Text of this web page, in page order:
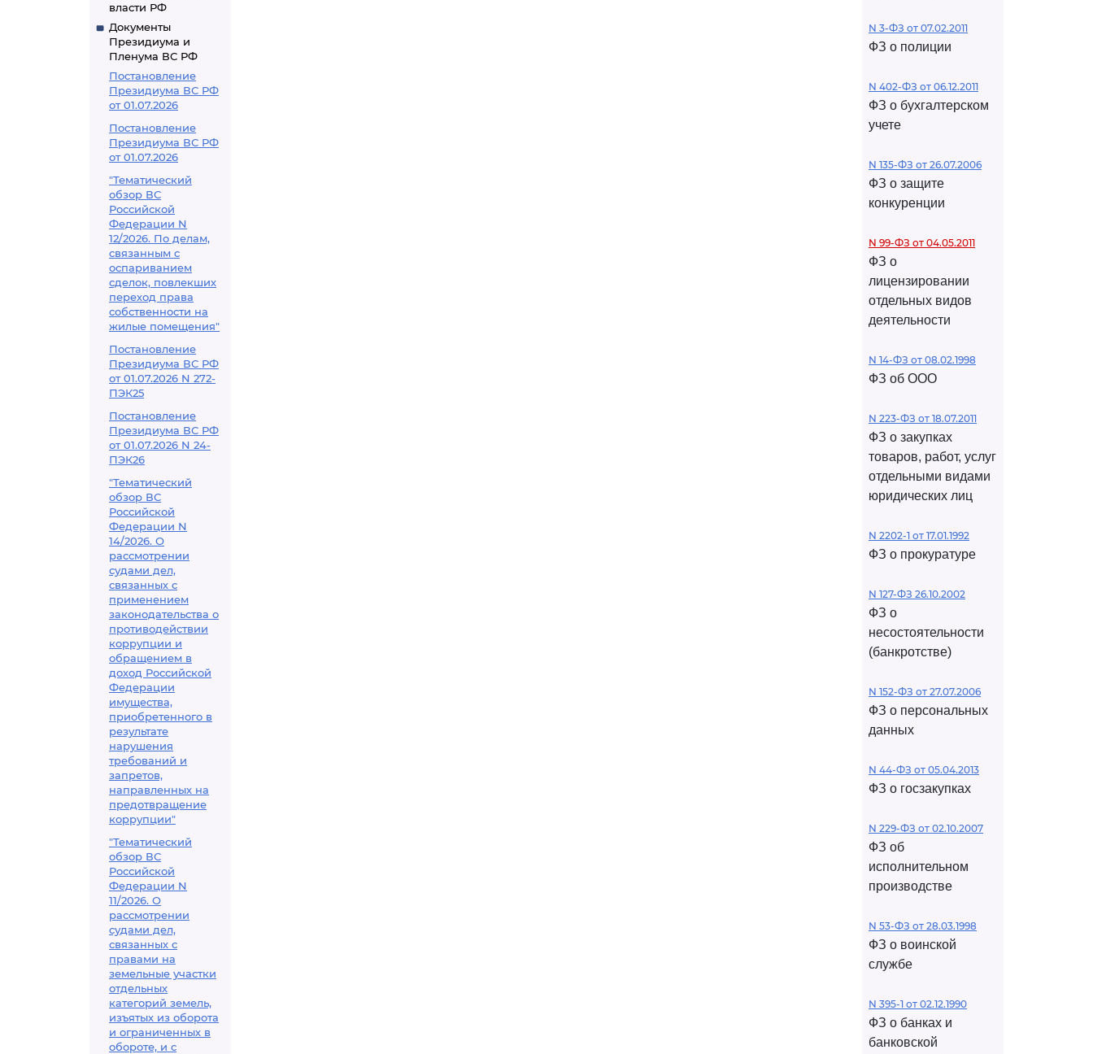
власти РФ
Документы
Президиума и
Пленума ВС РФ
Постановление
Президиума ВС РФ
от 01.07.2026
Постановление
Президиума ВС РФ
от 01.07.2026
"Тематический
обзор ВС
Российской
Федерации N
12/2026. По делам,
связанным с
оспариванием
сделок, повлекших
переход права
собственности на
жилые помещения"
Постановление
Президиума ВС РФ
от 01.07.2026 N 272-
ПЭК25
Постановление
Президиума ВС РФ
от 01.07.2026 N 24-
ПЭК26
"Тематический
обзор ВС
Российской
Федерации N
14/2026. О
рассмотрении
судами дел,
связанных с
применением
законодательства о
противодействии
коррупции и
обращением в
доход Российской
Федерации
имущества,
приобретенного в
результате
нарушения
требований и
запретов,
направленных на
предотвращение
коррупции"
"Тематический
обзор ВС
Российской
Федерации N
11/2026. О
рассмотрении
судами дел,
связанных с
правами на
земельные участки
отдельных
категорий земель,
изъятых из оборота
и ограниченных в
обороте, и с
N 3-ФЗ от 07.02.2011
ФЗ о полиции
N 402-ФЗ от 06.12.2011
ФЗ о бухгалтерском
учете
N 135-ФЗ от 26.07.2006
ФЗ о защите
конкуренции
N 99-ФЗ от 04.05.2011
ФЗ о
лицензировании
отдельных видов
деятельности
N 14-ФЗ от 08.02.1998
ФЗ об ООО
N 223-ФЗ от 18.07.2011
ФЗ о закупках
товаров, работ, услуг
отдельными видами
юридических лиц
N 2202-1 от 17.01.1992
ФЗ о прокуратуре
N 127-ФЗ 26.10.2002
ФЗ о
несостоятельности
(банкротстве)
N 152-ФЗ от 27.07.2006
ФЗ о персональных
данных
N 44-ФЗ от 05.04.2013
ФЗ о госзакупках
N 229-ФЗ от 02.10.2007
ФЗ об
исполнительном
производстве
N 53-ФЗ от 28.03.1998
ФЗ о воинской
службе
N 395-1 от 02.12.1990
ФЗ о банках и
банковской